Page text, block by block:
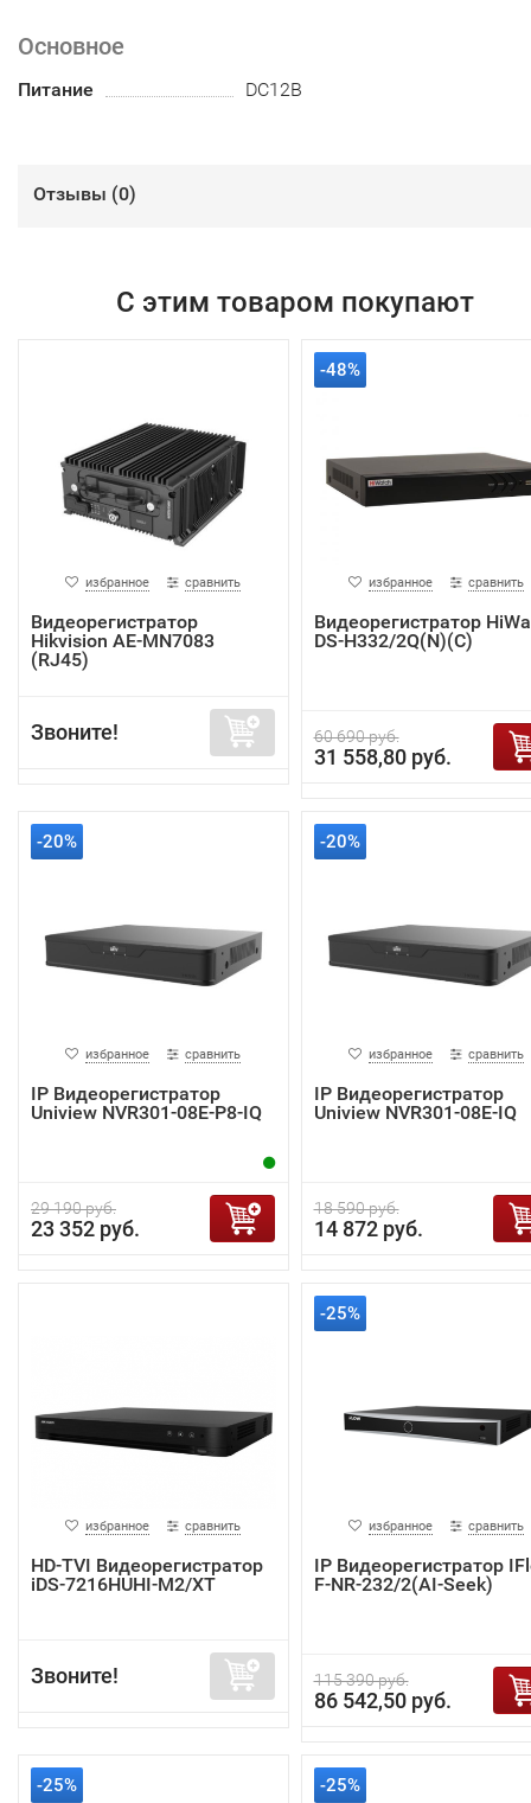
Основное
Питание DC12В
Отзывы (0)
С этим товаром покупают
избранное сравнить
Видеорегистратор
Hikvision AE-MN7083
(RJ45)
Звоните!
-48%
избранное сравнить
Видеорегистратор
DS-H332/2Q(N)(C)
60 690 руб.
31 558,80 руб.
-20%
избранное сравнить
IP Видеорегистратор
Uniview NVR301-08E-P8-IQ
29 190 руб.
23 352 руб.
-20%
избранное сравнить
IP Видеорегистратор
Uniview NVR301-08E-IQ
18 590 руб.
14 872 руб.
избранное сравнить
HD-TVI Видеорегистратор
iDS-7216HUHI-M2/XT
Звоните!
-25%
избранное сравнить
IP Видеорегистратор
F-NR-232/2(AI-Seek)
115 390 руб.
86 542,50 руб.
-25% -25%